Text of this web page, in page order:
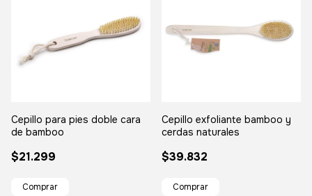
Cepillo para pies doble cara
de bamboo
$21.299
Cepillo exfoliante bamboo y
cerdas naturales
$39.832